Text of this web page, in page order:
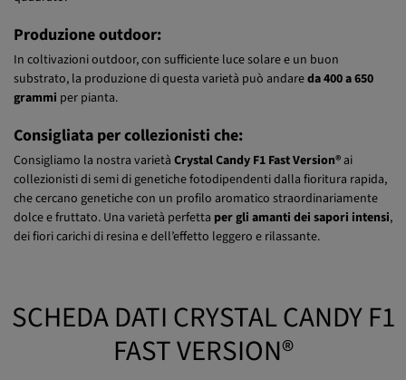
In coltivazioni outdoor, con sufficiente luce solare e un buon
substrato, la produzione di questa varietà può andare da 400 a 650
grammiper pianta.
Consigliamo la nostra varietàCrystal Candy F1 Fast Version®
collezionisti di semi di genetiche fotodipendenti dalla fioritura rapida,
che cercano genetiche con un profilo aromatico straordinariamente
dolce e fruttato. Una varietà perfetta per gli amanti dei sapori intensi
dei fiori carichi di resina e dell’effetto leggero e rilassante.
SCHEDA DATI CRYSTAL CANDY F1
FAST VERSION®